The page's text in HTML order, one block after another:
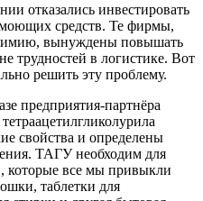
отказались инвестировать
моющих средств. Те фирмы,
вынуждены повышать
трудностей в логистике. Вот
решить эту проблему.
предприятия-партнёра
свойства и определены
ТАГУ необходим для
которые все мы привыкли
таблетки для